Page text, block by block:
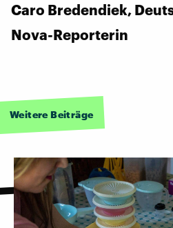
Caro Bredendiek,
Nova-Reporterin
Weitere Beiträge